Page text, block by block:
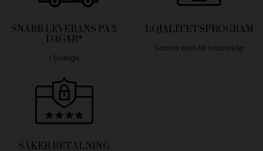
SNABB LEVERANS PÅ 3
DAGAR*
i Sverige
LOJALITETSPROGRAM
Samla euro till nästa köp
SÄKER BETALNING